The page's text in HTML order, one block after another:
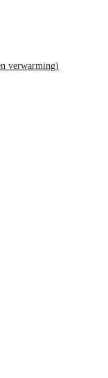
verwarming)